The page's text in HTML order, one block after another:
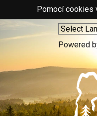
Pomocí cookies
Powered